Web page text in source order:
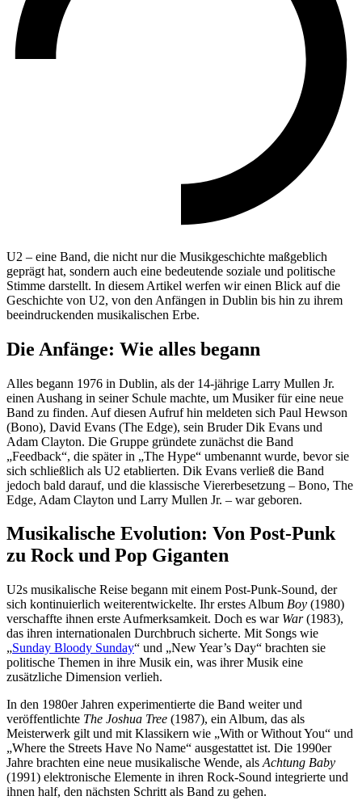
U2 – eine Band, die nicht nur die Musikgeschichte maßgeblich
geprägt hat, sondern auch eine bedeutende soziale und politische
Stimme darstellt. In diesem Artikel werfen wir einen Blick auf die
Geschichte von U2, von den Anfängen in Dublin bis hin zu ihrem
beeindruckenden musikalischen Erbe.
Die Anfänge: Wie alles begann
Alles begann 1976 in Dublin, als der 14-jährige Larry Mullen Jr.
einen Aushang in seiner Schule machte, um Musiker für eine neue
Band zu finden. Auf diesen Aufruf hin meldeten sich Paul Hewson
(Bono), David Evans (The Edge), sein Bruder Dik Evans und
Adam Clayton. Die Gruppe gründete zunächst die Band
„Feedback“, die später in „The Hype“ umbenannt wurde, bevor sie
sich schließlich als U2 etablierten. Dik Evans verließ die Band
jedoch bald darauf, und die klassische Viererbesetzung – Bono, The
Edge, Adam Clayton und Larry Mullen Jr. – war geboren.
Musikalische Evolution: Von Post-Punk
zu Rock und Pop Giganten
U2s musikalische Reise begann mit einem Post-Punk-Sound, der
sich kontinuierlich weiterentwickelte. Ihr erstes Album Boy (1980)
verschaffte ihnen erste Aufmerksamkeit. Doch es war War(1983),
das ihren internationalen Durchbruch sicherte. Mit Songs wie
„Sunday Bloody Sunday“ und „New Year’s Day“ brachten sie
politische Themen in ihre Musik ein, was ihrer Musik eine
zusätzliche Dimension verlieh.
In den 1980er Jahren experimentierte die Band weiter und
veröffentlichte The Joshua Tree (1987), ein Album, das als
Meisterwerk gilt und mit Klassikern wie „With or Without You“ und
„Where the Streets Have No Name“ ausgestattet ist. Die 1990er
Jahre brachten eine neue musikalische Wende, als Achtung Baby
(1991) elektronische Elemente in ihren Rock-Sound integrierte und
ihnen half, den nächsten Schritt als Band zu gehen.